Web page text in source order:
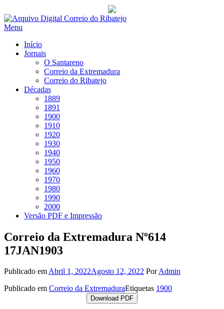
Saltar
para
Menu
Início
Jornais
O Santareno
Correio da Extremadura
Correio do Ribatejo
Décadas
1889
1891
1900
1910
1920
1930
1940
1950
1960
1970
1980
1990
2000
Versão PDF e Impressão
Correio da Extremadura Nº614
17JAN1903
Publicado emAbril 1, 2022Agosto 12, 2022 PorAdmin
Publicado em Correio da ExtremaduraEtiquetas 1900
Download PDF